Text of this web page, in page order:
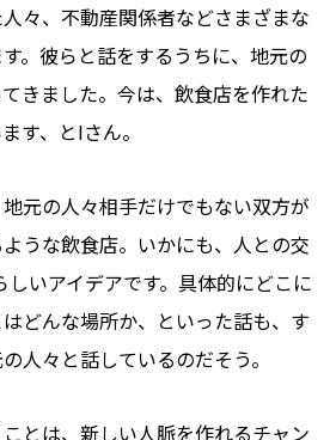
々、不動産関係者などさまざまな
。彼らと話をするうちに、地元の
きました。今は、飲食店を作れた
す、とIさん。
元の人々相手だけでもない双方が
うな飲食店。いかにも、人との交
いアイデアです。具体的にどこに
どんな場所か、といった話も、す
人々と話しているのだそう。
とは、新しい人脈を作れるチャン